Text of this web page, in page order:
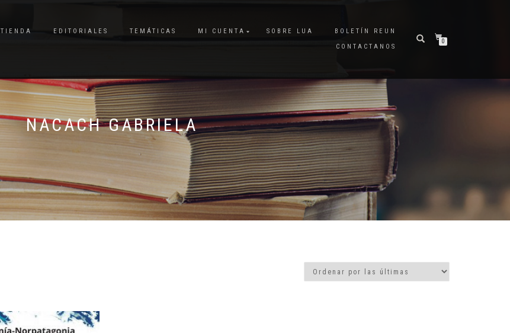
TIENDA EDITORIALES TEMÁTICAS MI CUENTA SOBRE LUA
BOLETÍN REUN
CONTACTANOS
0
NACACH GABRIELA